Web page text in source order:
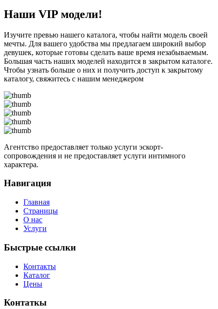
Наши VIP модели!
Изучите превью нашего каталога, чтобы найти модель своей
мечты. Для вашего удобства мы предлагаем широкий выбор
девушек, которые готовы сделать ваше время незабываемым.
Большая часть наших моделей находится в закрытом каталоге.
Чтобы узнать больше о них и получить доступ к закрытому
каталогу, свяжитесь с нашим менеджером
Агентство предоставляет только услуги эскорт-
сопровождения и не предоставляет услуги интимного
характера.
Навигация
Главная
Страницы
О нас
Услуги
Быстрые ссылки
Контакты
Каталог
Цены
Контаткы